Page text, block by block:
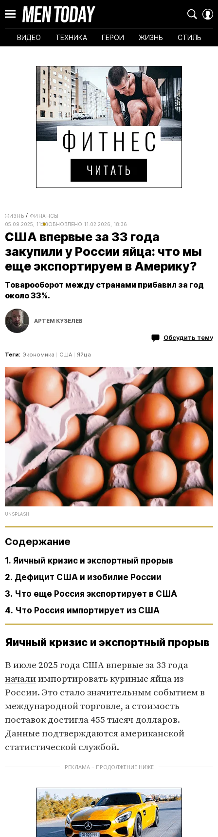
ВИДЕО ТЕХНИКА ГЕРОИ ЖИЗНЬ СТИЛЬ
ЖИЗНЬ
ФИНАНСЫ
05.09.2025, 11:53ОБНОВЛЕНО 11.02.2026, 18:36
США впервые за 33 года
закупили у России яйца: что мы
еще экспортируем в Америку?
Товарооборот между странами прибавил за год
около 33%.
АРТЕМ КУЗЕЛЕВ
Обсудить тему
Теги: Экономика США Яйца
UNSPLASH
Содержание
1. Яичный кризис и экспортный прорыв
2. Дефицит США и изобилие России
3. Что еще Россия экспортирует в США
4. Что Россия импортирует из США
Яичный кризис и экспортный прорыв
В июле 2025 года США впервые за 33 года
началиимпортировать куриные яйца из
России. Это стало значительным событием в
международной торговле, а стоимость
поставок достигла 455 тысяч долларов.
Данные подтверждаются американской
статистической службой.
РЕКЛАМА – ПРОДОЛЖЕНИЕ НИЖЕ